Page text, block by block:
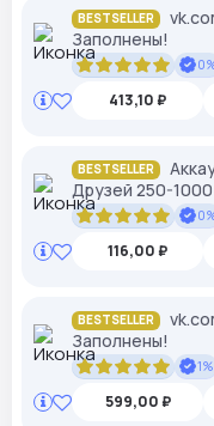
BESTSELLER
Заполнены!
413,10 ₽
BESTSELLER
Друзей 250-1000
116,00 ₽
BESTSELLER
Заполнены!
1%
599,00 ₽